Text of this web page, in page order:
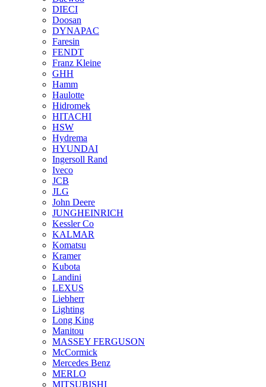
DIECI
Doosan
DYNAPAC
Faresin
FENDT
Franz Kleine
GHH
Hamm
Haulotte
Hidromek
HITACHI
HSW
Hydrema
HYUNDAI
Ingersoll Rand
Iveco
JCB
JLG
John Deere
JUNGHEINRICH
Kessler Co
KALMAR
Komatsu
Kramer
Kubota
Landini
LEXUS
Liebherr
Lighting
Long King
Manitou
MASSEY FERGUSON
McCormick
Mercedes Benz
MERLO
MITSUBISHI